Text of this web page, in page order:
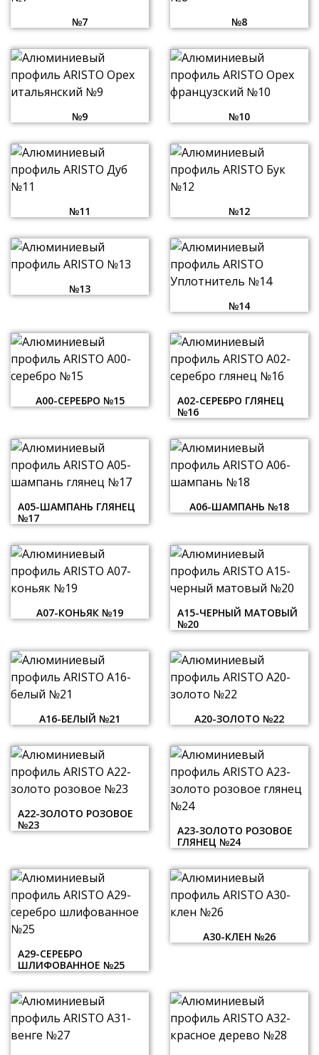
№7 №8
№9 №10
№11 №12
№13
№14
А00-СЕРЕБРО №15
А02-СЕРЕБРО ГЛЯНЕЦ
№16
А05-ШАМПАНЬ ГЛЯНЕЦ
№17
А06-ШАМПАНЬ №18
А07-КОНЬЯК №19
А15-ЧЕРНЫЙ МАТОВЫЙ
№20
А16-БЕЛЫЙ №21 А20-ЗОЛОТО №22
А22-ЗОЛОТО РОЗОВОЕ
№23
А23-ЗОЛОТО РОЗОВОЕ
ГЛЯНЕЦ №24
А29-СЕРЕБРО
ШЛИФОВАННОЕ №25
А30-КЛЕН №26